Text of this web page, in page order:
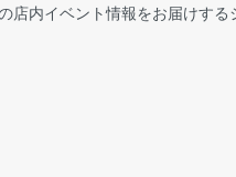
内イベント情報をお届けする